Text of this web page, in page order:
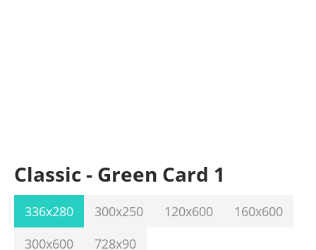
Classic - Green Card 1
336x280 300x250 120x600
160x600
300x600
728x90